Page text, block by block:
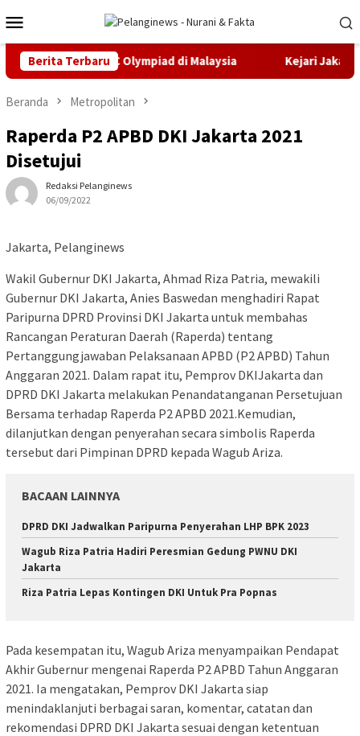
ke
kontenMobile
Berita Terbaru
Emas IMEC Olympiad di Malaysia Kejari Jakarta
Beranda Metropolitan
Raperda P2 APBD DKI Jakarta 2021
Disetujui
Redaksi Pelanginews
06/09/2022
Jakarta, Pelanginews
Wakil Gubernur DKI Jakarta, Ahmad Riza Patria, mewakili
Gubernur DKI Jakarta, Anies Baswedan menghadiri Rapat
Paripurna DPRD Provinsi DKI Jakarta untuk membahas
Rancangan Peraturan Daerah (Raperda) tentang
Pertanggungjawaban Pelaksanaan APBD (P2 APBD) Tahun
Anggaran 2021. Dalam rapat itu, Pemprov DKIJakarta dan
DPRD DKI Jakarta melakukan Penandatanganan Persetujuan
Bersama terhadap Raperda P2 APBD 2021.Kemudian,
dilanjutkan dengan penyerahan secara simbolis Raperda
tersebut dari Pimpinan DPRD kepada Wagub Ariza.
BACAAN LAINNYA
DPRD DKI Jadwalkan Paripurna Penyerahan LHP BPK 2023
Wagub Riza Patria Hadiri Peresmian Gedung PWNU DKI
Jakarta
Riza Patria Lepas Kontingen DKI Untuk Pra Popnas
Pada kesempatan itu, Wagub Ariza menyampaikan Pendapat
Akhir Gubernur mengenai Raperda P2 APBD Tahun Anggaran
2021. Ia mengatakan, Pemprov DKI Jakarta siap
menindaklanjuti berbagai saran, komentar, catatan dan
rekomendasi DPRD DKI Jakarta sesuai dengan ketentuan